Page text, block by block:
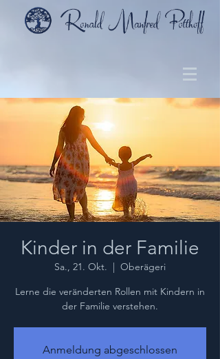
Kinder in der Familie
Sa., 21. Okt.
  |
Oberägeri
Lerne die veränderten Rollen mit Kindern in
der Familie verstehen.
Anmeldung abgeschlossen